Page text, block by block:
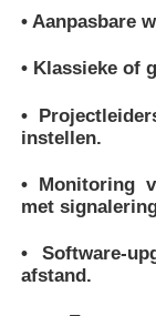
• Aanpasbare
• Klassieke of
•
instellen.
• Monitoring
met
• Software-
afstand.